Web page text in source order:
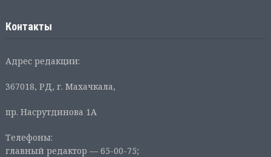
Контакты
Адрес редакции:
367018, РД, г. Махачкала,
пр. Насрутдинова 1А
Телефоны:
главный редактор — 65-00-75;